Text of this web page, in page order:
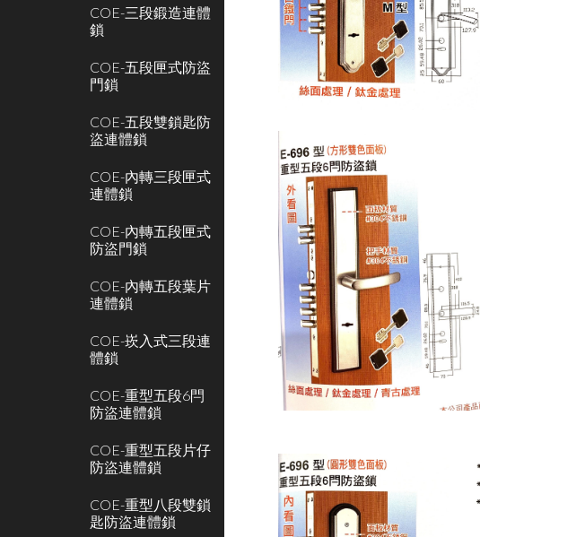
COE-三段鍛造連體
鎖
COE-五段匣式防盜
門鎖
COE-五段雙鎖匙防
盜連體鎖
COE-內轉三段匣式
連體鎖
COE-內轉五段匣式
防盜門鎖
COE-內轉五段葉片
連體鎖
COE-崁入式三段連
體鎖
COE-重型五段6閂
防盜連體鎖
COE-重型五段片仔
防盜連體鎖
COE-重型八段雙鎖
匙防盜連體鎖